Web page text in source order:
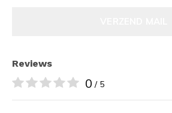
Reviews
0 / 5